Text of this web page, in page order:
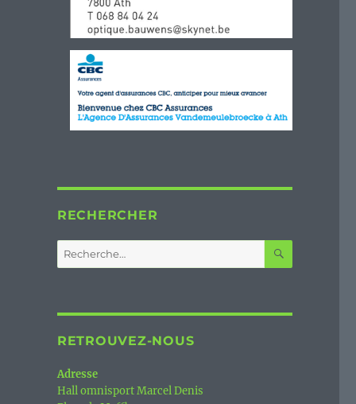
RECHERCHER
Recherche
pour :
RETROUVEZ-NOUS
Adresse
Hall omnisport Marcel Denis